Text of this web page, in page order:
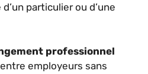
d’un particulier ou d’une
professionnel
employeurs sans